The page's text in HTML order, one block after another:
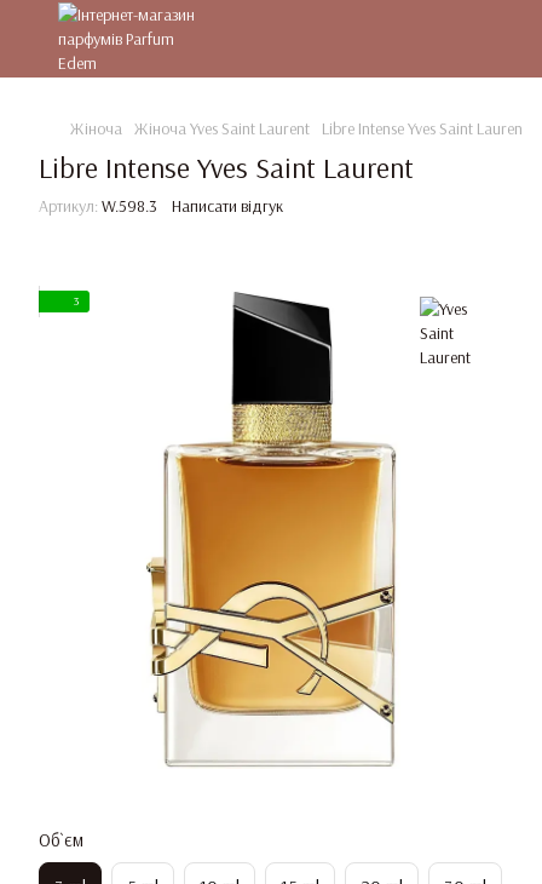
Жіноча Жіноча Yves Saint Laurent Libre Intense Yves Saint Laurent
Libre Intense Yves Saint Laurent
Артикул: W.598.3 Написати відгук
3
Об`єм